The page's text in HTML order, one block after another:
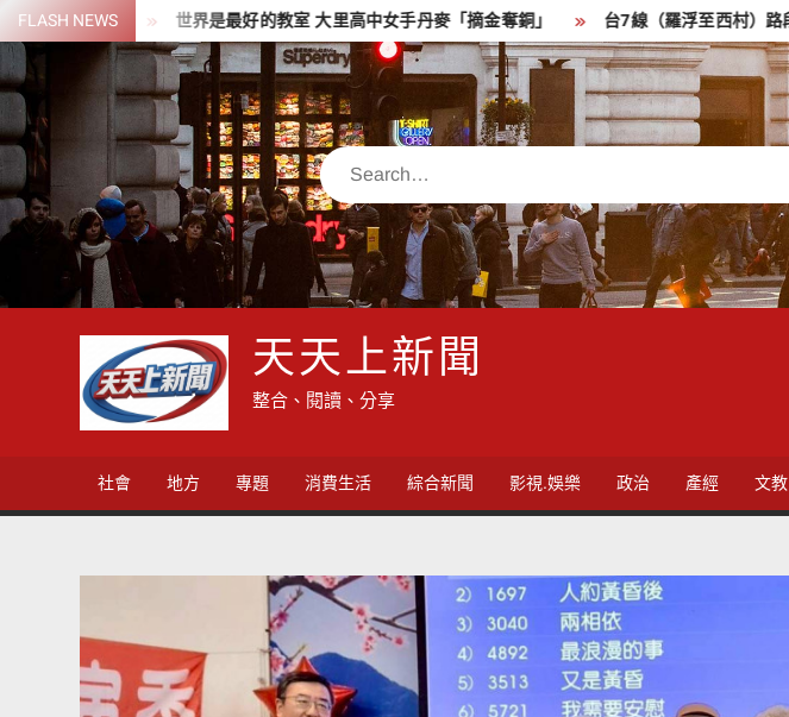
Skip
to
content
FLASH NEWS
世界是最好的教室 大里高中女手丹麥「摘金奪銅」 台7線（羅浮至西村）路段解除預警性封閉
Search
天天上新聞
整合、閱讀、分享
社會 地方 專題 消費生活 綜合新聞 影視.娛樂 政治 產經 文教